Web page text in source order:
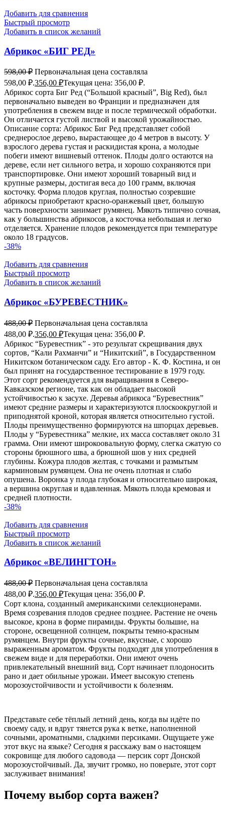
Добавить для сравнения
Быстрый просмотр
Добавить в список желаний
Абрикос «БИГ РЕД»
598,00₽ Первоначальная цена составляла
598,00 ₽.356,00 ₽Текущая цена: 356,00 ₽.
Абрикос сорта Биг Ред (“Большой красный”, Big Red), был
первоначально выведен во Франции и предназначен для
употребления в свежем виде и после термической обработки.
Он отличается густой листвой и высокой урожайностью.
Описание сорта: Абрикос Биг Ред представляет собой
среднерослое дерево, вырастающее до 4 метров в высоту. У
взрослого дерева густая и раскидистая крона, а молодые
побеги имеют вишневый оттенок. Плоды долго остаются на
дереве, если нет сильного ветра, и хорошо сохраняются при
транспортировке. Они имеют хороший товарный вид и
крупные размеры, достигая веса до 100 грамм, включая
косточку. Форма плодов круглая, полностью созревшие
абрикосы приобретают красно-оранжевый цвет, большую
часть поверхности занимает румянец. Мякоть типично сочная,
как у большинства абрикосов, а косточка небольшая и легко
отделяется. Хранение плодов рекомендуется при температуре
около 18 градусов.
-38%
Добавить для сравнения
Быстрый просмотр
Добавить в список желаний
Абрикос «БУРЕВЕСТНИК»
488,00₽ Первоначальная цена составляла
488,00 ₽.356,00 ₽Текущая цена: 356,00 ₽.
Абрикос “Буревестник” - это результат скрещивания двух
сортов, “Кали Рахманчи” и “Никитский”, в Государственном
Никитском ботаническом саду. Его автор - К. Ф. Костина, и он
был принят на государственное тестирование в 1979 году.
Этот сорт рекомендуется для выращивания в Северо-
Кавказском регионе, так как он обладает высокой
устойчивостью к засухе. Деревья абрикоса “Буревестник”
имеют средние размеры и характеризуются плоскоокруглой и
приподнятой кроной, которая является относительно густой.
Плоды преимущественно формируются на шпорцах деревьев.
Плоды у “Буревестника” мелкие, их масса составляет около 31
грамма. Они имеют широкоовальную форму, слегка сжатую со
стороны брюшного шва, а брюшной шов у них средней
глубины. Кожура плодов желтая, с точками и размытым
карминовым румянцем. Она не очень плотная и слабо
опушена. Воронка у плода глубокая и относительно широкая,
а вершина округлая и вдавленная. Мякоть плода кремовая и
средней плотности.
-38%
Добавить для сравнения
Быстрый просмотр
Добавить в список желаний
Абрикос «ВЕЛИНГТОН»
488,00₽ Первоначальная цена составляла
488,00 ₽.356,00 ₽Текущая цена: 356,00 ₽.
Сорт клона, созданный американскими селекционерами.
Время созревания плодов среднее позднее. Растение не очень
высокое, крона в форме пирамиды. Фрукты большие, на
стороне, освещенной солнцем, покрыты темно-красным
румянцем. Внутри фрукты сочные, вкусные, с хорошо
выраженным ароматом. Фрукты подходят для употребления в
свежем виде и для переработки. Они имеют очень
привлекательный внешний вид. Сорт начинает плодоносить
рано и дает обильные урожаи. Имеет высокую степень
морозоустойчивости и устойчивости к болезням.
Представьте себе тёплый летний день, когда вы идёте по
своему саду, и вдруг тянется рука к ветке, наполненной
сочными, ароматными, сладкими персиками. Ощущаете уже
этот вкус на языке? Сегодня я расскажу вам о настоящем
сокровище для любого садовода — персик сорт Донской
морозоустойчивый. Да, звучит громко, но поверьте, этот сорт
заслуживает внимания!
Почему выбор сорта важен?